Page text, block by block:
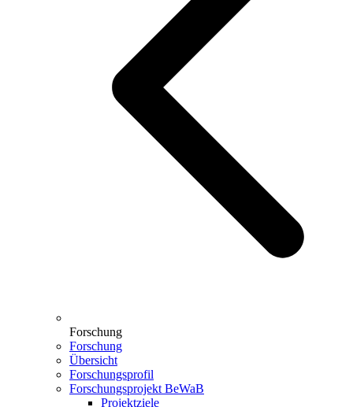
Forschung
Forschung
Übersicht
Forschungsprofil
Forschungsprojekt BeWaB
Projektziele